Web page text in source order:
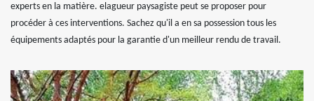
experts en la matière. elagueur paysagiste peut se proposer pour
procéder à ces interventions. Sachez qu'il a en sa possession tous les
équipements adaptés pour la garantie d'un meilleur rendu de travail.